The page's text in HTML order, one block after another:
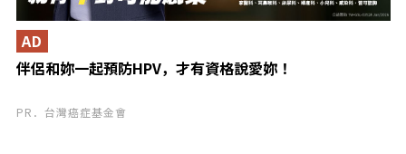
伴侶和妳一起預防HPV，才有資格說愛妳！
AD
PR．台灣癌症基金會